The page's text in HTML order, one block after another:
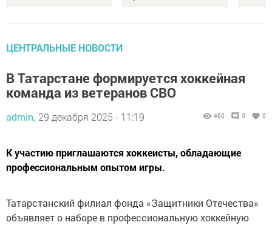
ЦЕНТРАЛЬНЫЕ НОВОСТИ
В Татарстане формируется хоккейная
команда из ветеранов СВО
admin, 29 декабря 2025 - 11:19 460 0 0
К участию приглашаются хоккеисты, обладающие
профессиональным опытом игры.
Татарстанский филиал фонда «Защитники Отечества»
объявляет о наборе в профессиональную хоккейную